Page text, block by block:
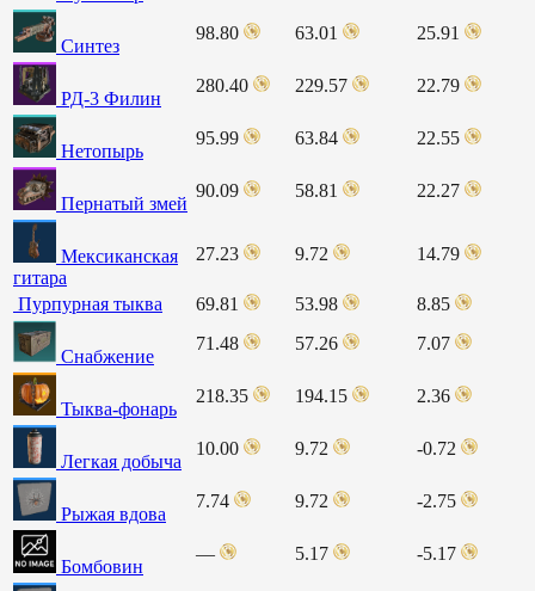
Синтез
98.80 63.01 25.91
РД-3 Филин
280.40 229.57 22.79
Нетопырь
95.99 63.84 22.55
Пернатый змей
90.09 58.81 22.27
Мексиканская
гитара
27.23 9.72 14.79
Пурпурная тыква 69.81 53.98 8.85
Снабжение
71.48 57.26 7.07
Тыква-фонарь
218.35 194.15 2.36
Легкая добыча
10.00 9.72 -0.72
Рыжая вдова
7.74 9.72 -2.75
Бомбовин
— 5.17 -5.17